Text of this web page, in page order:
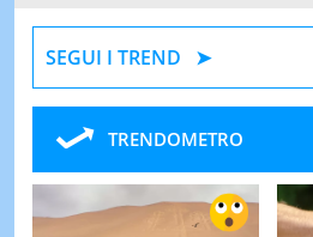
SEGUI I TREND
TRENDOMETRO